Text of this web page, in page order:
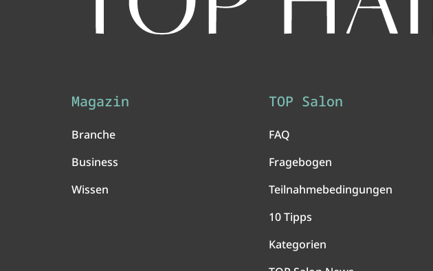
Magazin
Branche
Business
Wissen
TOP Salon
FAQ
Fragebogen
Teilnahmebedingungen
10 Tipps
Kategorien